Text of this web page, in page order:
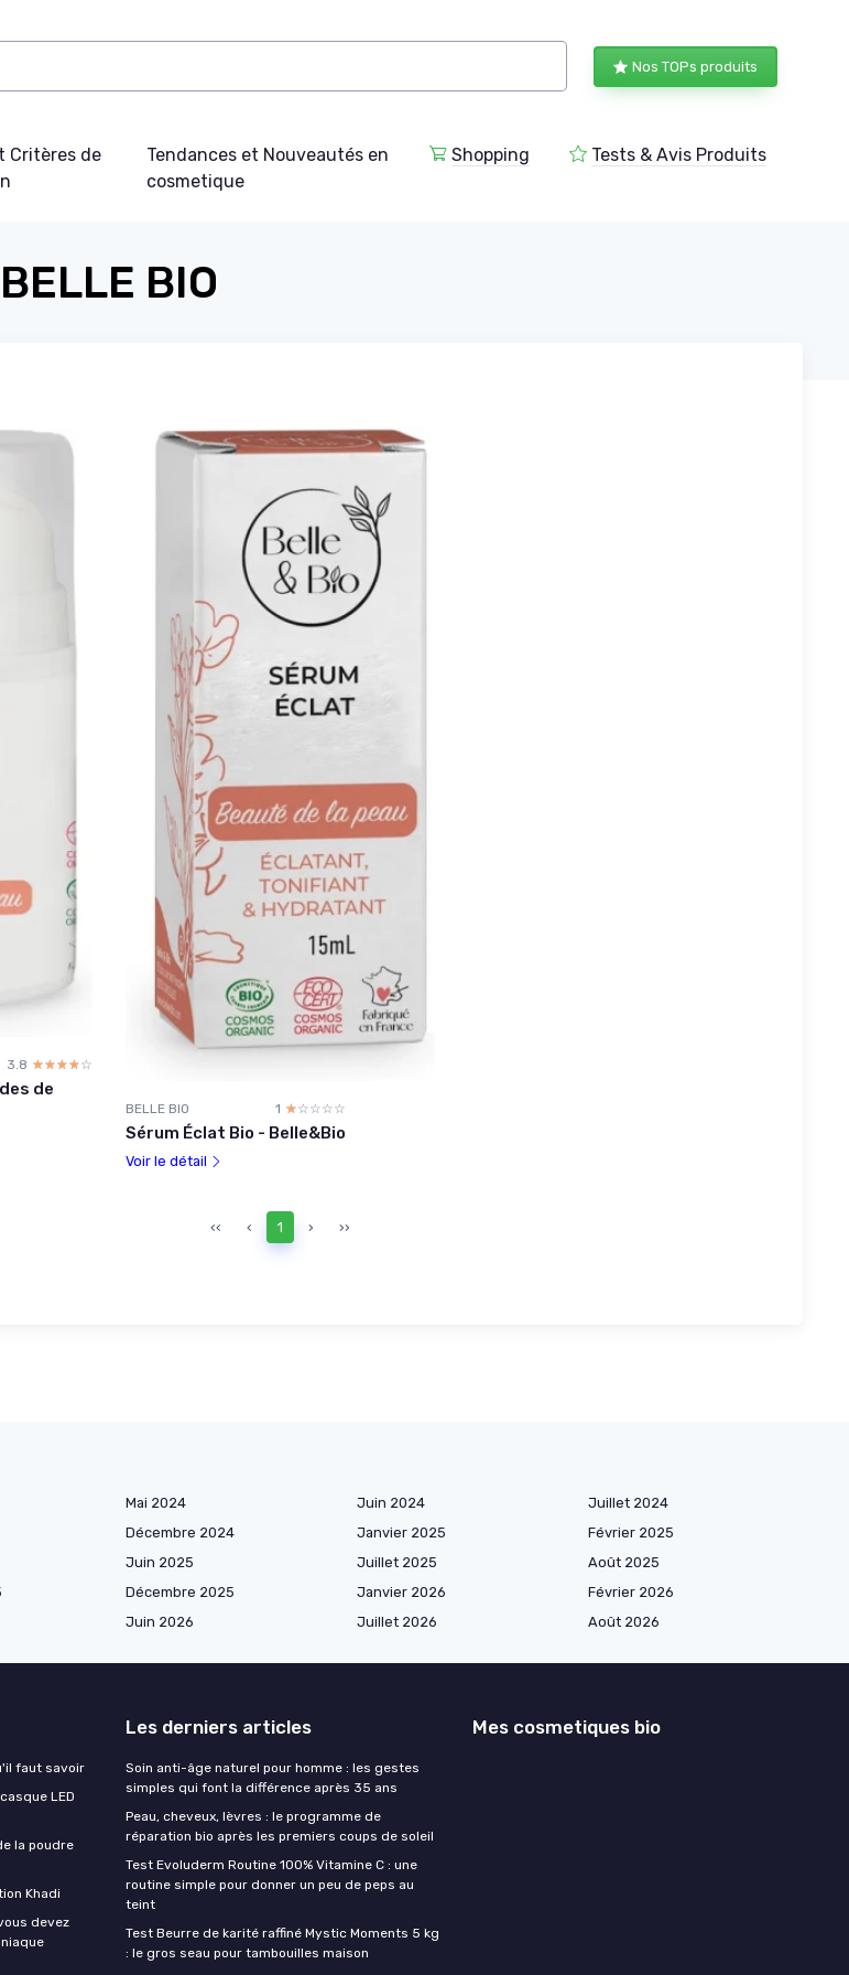
Nos TOPs produits
Critères de
Tendances et Nouveautés en
cosmetique
Shopping Tests & Avis Produits
BELLE BIO
3.8 ☆☆☆☆☆
★★★★★
de
BELLE BIO 1 ☆☆☆☆☆
★★★★★
Sérum Éclat Bio - Belle&Bio
Voir le détail
‹‹ ‹ 1 › ››
Mai 2024 Juin 2024
Juillet 2024
Décembre 2024 Janvier 2025
Février 2025
Juin 2025 Juillet 2025
Août 2025
Décembre 2025 Janvier 2026
Février 2026
Juin 2026 Juillet 2026 Août 2026
faut savoir
LED
la poudre
Khadi
devez
Les derniers articles
Soin anti-âge naturel pour homme : les gestes
simples qui font la différence après 35 ans
Peau, cheveux, lèvres : le programme de
réparation bio après les premiers coups de soleil
Test Evoluderm Routine 100% Vitamine C : une
routine simple pour donner un peu de peps au
teint
Test Beurre de karité raffiné Mystic Moments 5 kg
: le gros seau pour tambouilles maison
Mes cosmetiques bio